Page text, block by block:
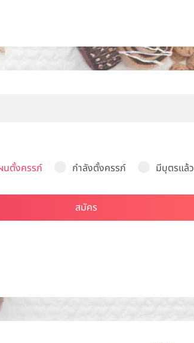
นตั้งครรภ์
กำลังตั้งครรภ์ มีบุตรแล้ว
สมัคร